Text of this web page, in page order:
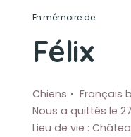
En mémoire de
Félix
Chiens Français
Nous a quittés le
Lieu de vie :